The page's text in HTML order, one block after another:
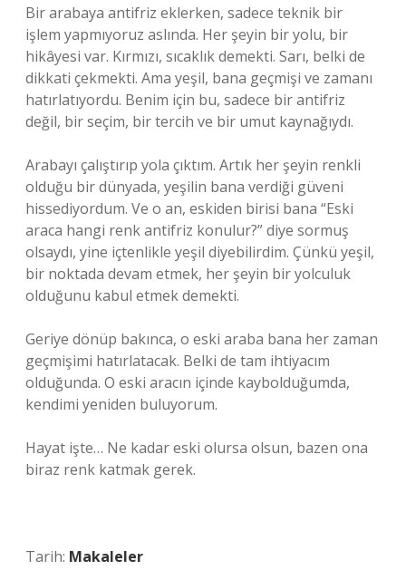
Bir arabaya antifriz eklerken, sadece teknik bir
işlem yapmıyoruz aslında. Her şeyin bir yolu, bir
hikâyesi var. Kırmızı, sıcaklık demekti. Sarı, belki de
dikkati çekmekti. Ama yeşil, bana geçmişi ve zamanı
hatırlatıyordu. Benim için bu, sadece bir antifriz
değil, bir seçim, bir tercih ve bir umut kaynağıydı.
Arabayı çalıştırıp yola çıktım. Artık her şeyin renkli
olduğu bir dünyada, yeşilin bana verdiği güveni
hissediyordum. Ve o an, eskiden birisi bana “Eski
araca hangi renk antifriz konulur?” diye sormuş
olsaydı, yine içtenlikle yeşil diyebilirdim. Çünkü yeşil,
bir noktada devam etmek, her şeyin bir yolculuk
olduğunu kabul etmek demekti.
Geriye dönüp bakınca, o eski araba bana her zaman
geçmişimi hatırlatacak. Belki de tam ihtiyacım
olduğunda. O eski aracın içinde kaybolduğumda,
kendimi yeniden buluyorum.
Hayat işte… Ne kadar eski olursa olsun, bazen ona
biraz renk katmak gerek.
Tarih: Makaleler